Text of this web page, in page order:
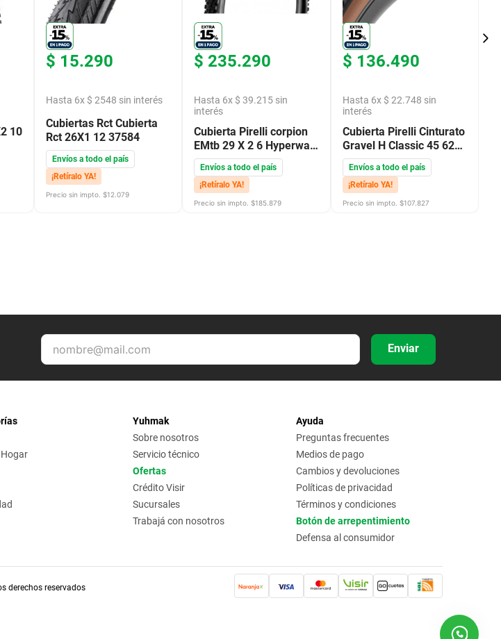
10
$ 15.290
Hasta 6x $ 2548 sin interés
Cubiertas Rct Cubierta
Rct 26X1 12 37584
Envíos a todo el país
¡Retíralo YA!
Precio sin impto. $12.079
$ 235.290
Hasta 6x $ 39.215 sin
interés
Cubierta Pirelli corpion
EMtb 29 X 2 6 Hyperwall
Black
Envíos a todo el país
¡Retíralo YA!
Precio sin impto. $185.879
$ 136.490
Hasta 6x $ 22.748 sin
interés
Cubierta Pirelli Cinturato
Gravel H Classic 45 622
Classic TanWall
Envíos a todo el país
¡Retíralo YA!
Precio sin impto. $107.827
Enviar
Yuhmak
Sobre nosotros
Servicio técnico
Ofertas
Crédito Visir
Sucursales
Trabajá con nosotros
Ayuda
Preguntas frecuentes
Medios de pago
Cambios y devoluciones
Políticas de privacidad
Términos y condiciones
Botón de arrepentimiento
Defensa al consumidor
derechos reservados